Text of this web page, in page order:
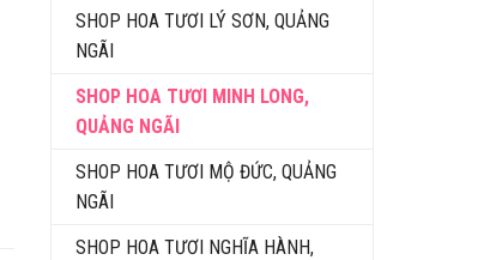
SHOP HOA TƯƠI LÝ SƠN, QUẢNG
NGÃI
SHOP HOA TƯƠI MINH LONG,
QUẢNG NGÃI
SHOP HOA TƯƠI MỘ ĐỨC, QUẢNG
NGÃI
SHOP HOA TƯƠI NGHĨA HÀNH,